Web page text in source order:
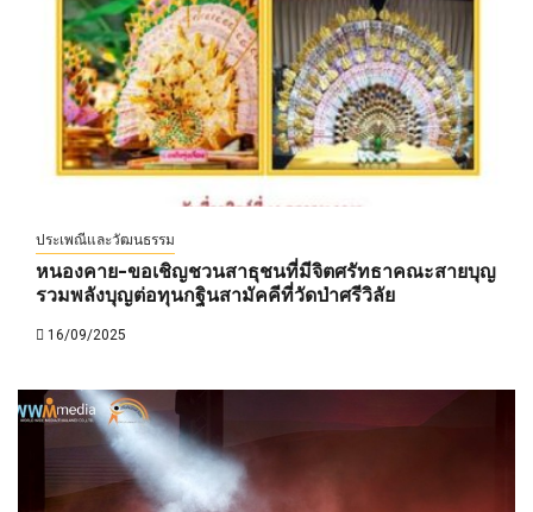
ประเพณีและวัฒนธรรม
หนองคาย-ขอเชิญชวนสาธุชนที่มีจิตศรัทธาคณะสายบุญ
รวมพลังบุญต่อทุนกฐินสามัคคีที่วัดป่าศรีวิลัย
16/09/2025